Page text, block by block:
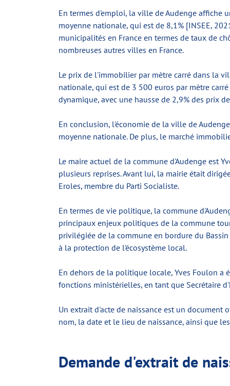
En termes d'emploi, la ville de Audenge affiche
moyenne nationale, qui est de 8,1% [INSEE,
municipalités en France en termes de taux de
nombreuses autres villes en France.
Le prix de l'immobilier par mètre carré dans la
nationale, qui est de 3 500 euros par mètre
dynamique, avec une hausse de 2,9% des prix
En conclusion, l'économie de la ville de
moyenne nationale. De plus, le marché
Le maire actuel de la commune d'Audenge est
plusieurs reprises. Avant lui, la mairie était
Eroles, membre du Parti Socialiste.
En termes de vie politique, la commune
principaux enjeux politiques de la commune
privilégiée de la commune en bordure du
à la protection de l'écosystème local.
En dehors de la politique locale, Yves Foulon a
fonctions ministérielles, en tant que Secrétaire
Un extrait d'acte de naissance est un
nom, la date et le lieu de naissance, ainsi que
Demande d'extrait de